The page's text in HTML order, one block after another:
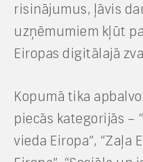
risinājumus, ļāvis
uzņēmumiem kļūt
Eiropas digitālajā
Kopumā tika
piecās kategorijās –
vieda Eiropa”, “Zaļa